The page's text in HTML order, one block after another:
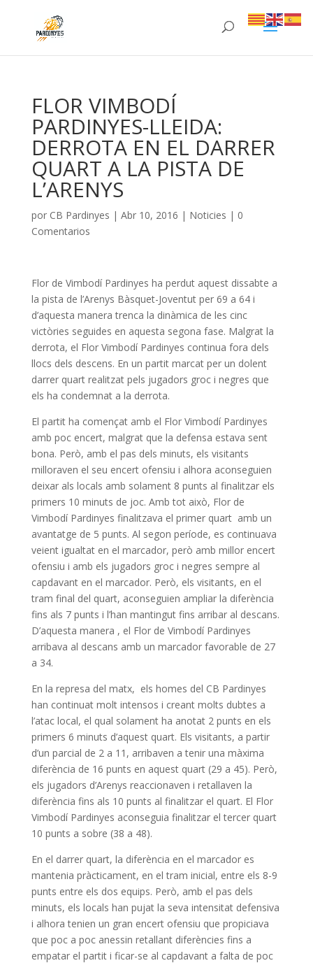
FLOR VIMBODÍ
PARDINYES-LLEIDA:
DERROTA EN EL DARRER
QUART A LA PISTA DE
L’ARENYS
por CB Pardinyes | Abr 10, 2016 | Noticies | 0
Comentarios
Flor de Vimbodí Pardinyes ha perdut aquest dissabte a
la pista de l’Arenys Bàsquet-Joventut per 69 a 64 i
d’aquesta manera trenca la dinàmica de les cinc
victòries seguides en aquesta segona fase. Malgrat la
derrota, el Flor Vimbodí Pardinyes continua fora dels
llocs dels descens. En un partit marcat per un dolent
darrer quart realitzat pels jugadors groc i negres que
els ha condemnat a la derrota.
El partit ha començat amb el Flor Vimbodí Pardinyes
amb poc encert, malgrat que la defensa estava sent
bona. Però, amb el pas dels minuts, els visitants
milloraven el seu encert ofensiu i alhora aconseguien
deixar als locals amb solament 8 punts al finalitzar els
primers 10 minuts de joc. Amb tot això, Flor de
Vimbodí Pardinyes finalitzava el primer quart amb un
avantatge de 5 punts. Al segon període, es continuava
veient igualtat en el marcador, però amb millor encert
ofensiu i amb els jugadors groc i negres sempre al
capdavant en el marcador. Però, els visitants, en el
tram final del quart, aconseguien ampliar la diferència
fins als 7 punts i l’han mantingut fins arribar al descans.
D’aquesta manera , el Flor de Vimbodí Pardinyes
arribava al descans amb un marcador favorable de 27
a 34.
En la represa del matx, els homes del CB Pardinyes
han continuat molt intensos i creant molts dubtes a
l’atac local, el qual solament ha anotat 2 punts en els
primers 6 minuts d’aquest quart. Els visitants, a partir
d’un parcial de 2 a 11, arribaven a tenir una màxima
diferència de 16 punts en aquest quart (29 a 45). Però,
els jugadors d’Arenys reaccionaven i retallaven la
diferència fins als 10 punts al finalitzar el quart. El Flor
Vimbodí Pardinyes aconseguia finalitzar el tercer quart
10 punts a sobre (38 a 48).
En el darrer quart, la diferència en el marcador es
mantenia pràcticament, en el tram inicial, entre els 8-9
punts entre els dos equips. Però, amb el pas dels
minuts, els locals han pujat la seva intensitat defensiva
i alhora tenien un gran encert ofensiu que propiciava
que poc a poc anessin retallant diferències fins a
empatar el partit i ficar-se al capdavant a falta de poc